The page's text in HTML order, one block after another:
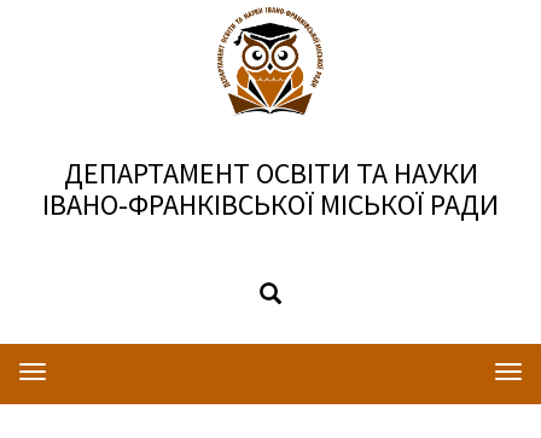
ДЕПАРТАМЕНТ ОСВІТИ ТА НАУКИ
ІВАНО-ФРАНКІВСЬКОЇ МІСЬКОЇ РАДИ
Toggle